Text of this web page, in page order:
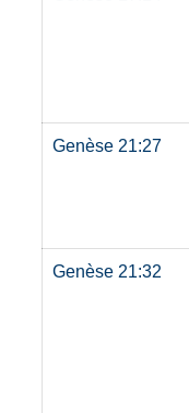
Genèse 21:27
Genèse 21:32